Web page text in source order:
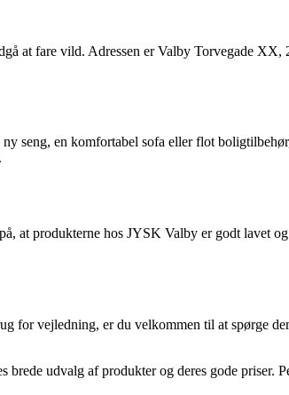
at fare vild. Adressen er Valby Torvegade
seng, en komfortabel sofa eller flot
at produkterne hos JYSK Valby er godt lavet
for vejledning, er du velkommen til at spørge
udvalg af produkter og deres gode priser.